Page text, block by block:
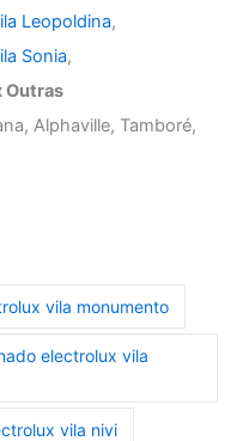
Leopoldina,
Sonia,
Outras
Alphaville, Tamboré,
vila monumento
electrolux vila
vila nivi